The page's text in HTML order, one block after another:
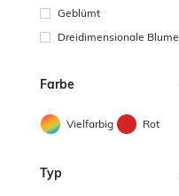
Geblümt
Dreidimensionale Blume
Farbe
Vielfarbig Rot
Typ